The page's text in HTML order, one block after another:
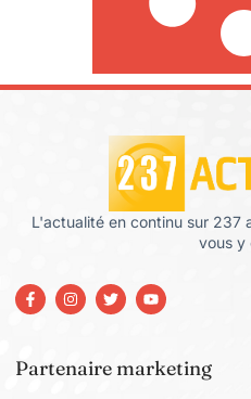
L'actualité en continu sur 237
vous y
Partenaire marketing